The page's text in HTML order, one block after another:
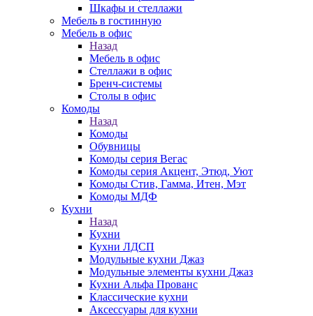
Шкафы и стеллажи
Мебель в гостинную
Мебель в офис
Назад
Мебель в офис
Стеллажи в офис
Бренч-системы
Столы в офис
Комоды
Назад
Комоды
Обувницы
Комоды серия Вегас
Комоды серия Акцент, Этюд, Уют
Комоды Стив, Гамма, Итен, Мэт
Комоды МДФ
Кухни
Назад
Кухни
Кухни ЛДСП
Модульные кухни Джаз
Модульные элементы кухни Джаз
Кухни Альфа Прованс
Классические кухни
Аксессуары для кухни